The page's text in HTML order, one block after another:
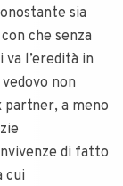
sia
che senza
va l’eredità in
non
partner, a meno
di fatto
cui